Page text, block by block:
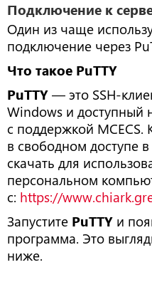
Подключение к
Один из чаще
подключение через
Что такое PuTTY
PuTTY — это SSH-
Windows и доступный
с поддержкой MCECS.
в свободном доступе
скачать для
персональном
с: https://
Запустите PuTTY и
программа. Это
ниже.